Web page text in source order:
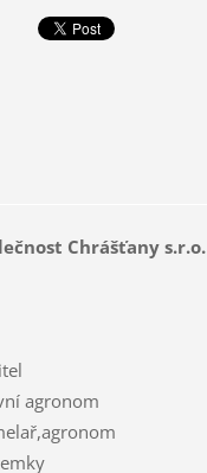
Chrášťany s.r.o.
agronom